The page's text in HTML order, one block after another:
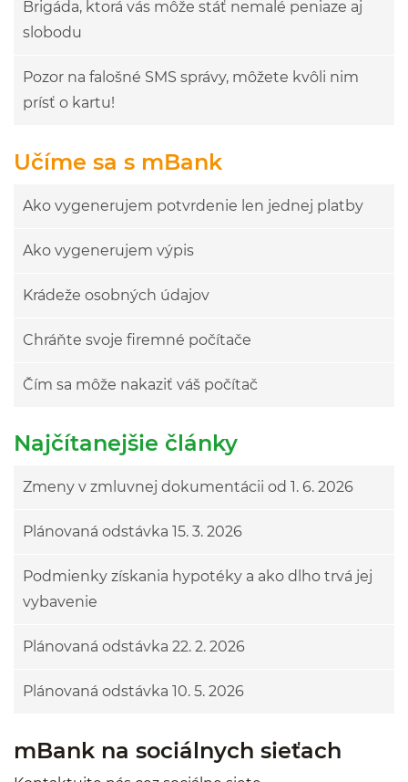
Brigáda, ktorá vás môže stáť nemalé peniaze aj
slobodu
Pozor na falošné SMS správy, môžete kvôli nim
prísť o kartu!
Učíme sa s mBank
Ako vygenerujem potvrdenie len jednej platby
Ako vygenerujem výpis
Krádeže osobných údajov
Chráňte svoje firemné počítače
Čím sa môže nakaziť váš počítač
Najčítanejšie články
Zmeny v zmluvnej dokumentácii od 1. 6. 2026
Plánovaná odstávka 15. 3. 2026
Podmienky získania hypotéky a ako dlho trvá jej
vybavenie
Plánovaná odstávka 22. 2. 2026
Plánovaná odstávka 10. 5. 2026
mBank na sociálnych sieťach